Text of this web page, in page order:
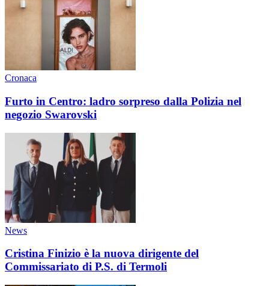
Cronaca
Furto in Centro: ladro sorpreso dalla Polizia nel
negozio Swarovski
News
Cristina Finizio è la nuova dirigente del
Commissariato di P.S. di Termoli